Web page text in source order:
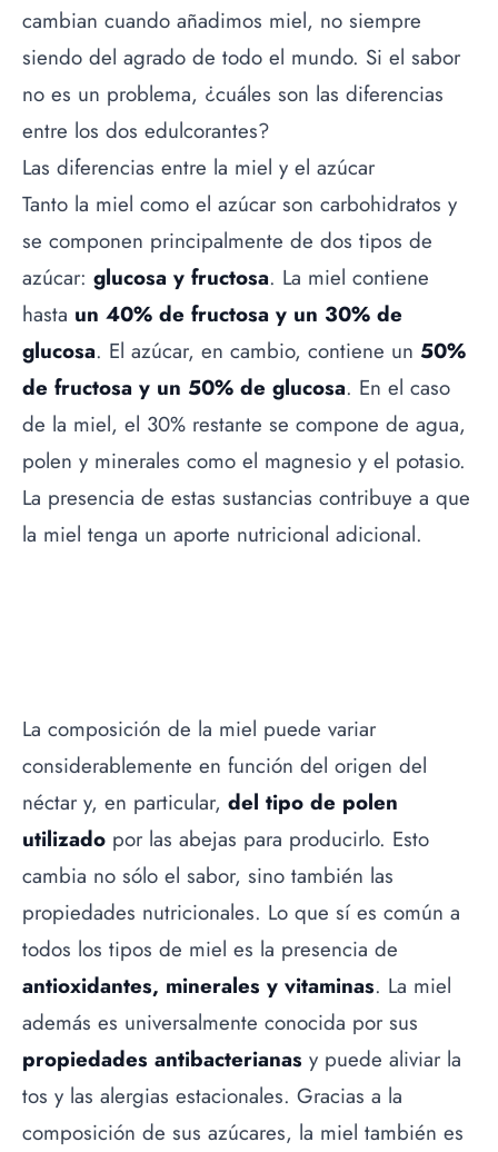
cambian cuando añadimos miel, no siempre
siendo del agrado de todo el mundo. Si el sabor
no es un problema, ¿cuáles son las diferencias
entre los dos edulcorantes?
Las diferencias entre la miel y el azúcar
Tanto la miel como el azúcar son carbohidratos y
se componen principalmente de dos tipos de
azúcar: glucosa y fructosa. La miel contiene
hasta un 40% de fructosa y un 30% de
glucosa. El azúcar, en cambio, contiene un 50%
de fructosa y un 50% de glucosa. En el caso
de la miel, el 30% restante se compone de agua,
polen y minerales como el magnesio y el potasio.
La presencia de estas sustancias contribuye a que
la miel tenga un aporte nutricional adicional.
La composición de la miel puede variar
considerablemente en función del origen del
néctar y, en particular, del tipo de polen
utilizado por las abejas para producirlo. Esto
cambia no sólo el sabor, sino también las
propiedades nutricionales. Lo que sí es común a
todos los tipos de miel es la presencia de
antioxidantes, minerales y vitaminas. La miel
además es universalmente conocida por sus
propiedades antibacterianas y puede aliviar la
tos y las alergias estacionales. Gracias a la
composición de sus azúcares, la miel también es